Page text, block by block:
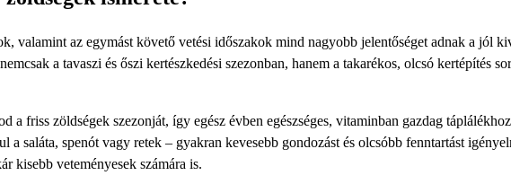
valamint az egymást követő vetési időszakok mind nagyobb jelentőséget adnak a jól
a tavaszi és őszi kertészkedési szezonban, hanem a takarékos, olcsó kertépítés
a friss zöldségek szezonját, így egész évben egészséges, vitaminban gazdag
saláta, spenót vagy retek – gyakran kevesebb gondozást és olcsóbb fenntartást
kisebb veteményesek számára is.